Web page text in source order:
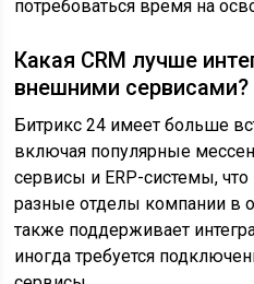
потребоваться время на
Какая CRM лучше
внешними сервисами?
Битрикс 24 имеет больше
включая популярные
сервисы и ERP-системы,
разные отделы компании в
также поддерживает
иногда требуется